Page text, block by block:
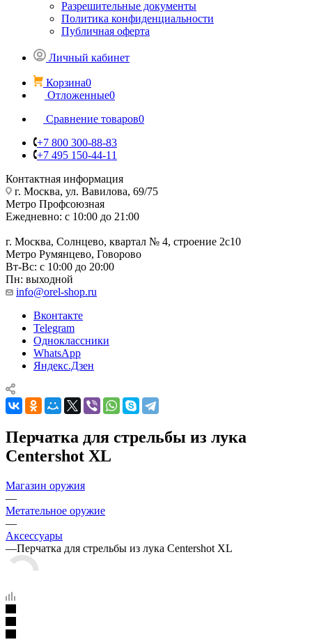
Разрешительные документы
Политика конфиденциальности
Публичная оферта
Личный кабинет
Корзина0
Отложенные0
Сравнение товаров0
+7 800 300-88-83
+7 495 150-44-11
Контактная информация
г. Москва, ул. Вавилова, 69/75
Метро Профсоюзная
Ежедневно: с 10:00 до 21:00
г. Москва, Солнцево, квартал № 4, строение 2с10
Метро Румянцево, Говорово
Вт-Вс: с 10:00 до 20:00
Пн: выходной
info@orel-shop.ru
Вконтакте
Telegram
Одноклассники
WhatsApp
Яндекс.Дзен
Перчатка для стрельбы из лука
Centershot XL
Магазин оружия
—
Метательное оружие
—
Аксессуары
—Перчатка для стрельбы из лука Centershot XL